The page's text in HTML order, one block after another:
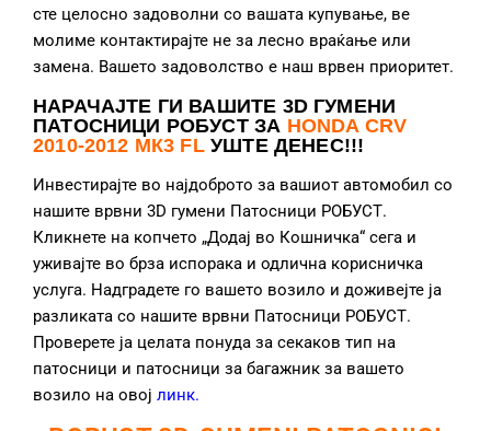
сте целосно задоволни со вашата купување, ве
молиме контактирајте не за лесно враќање или
замена. Вашето задоволство е наш врвен приоритет.
НАРАЧАЈТЕ ГИ ВАШИТЕ 3D ГУМЕНИ
ПАТОСНИЦИ РОБУСТ ЗА HONDA CRV
2010-2012 МК3 FL УШТЕ ДЕНЕС!!!
Инвестирајте во најдоброто за вашиот автомобил со
нашите врвни 3D гумени Патосници РОБУСТ.
Кликнете на копчето „Додај во Кошничка“ сега и
уживајте во брза испорака и одлична корисничка
услуга. Надградете го вашето возило и доживејте ја
разликата со нашите врвни Патосници РОБУСТ.
Проверете ја целата понуда за секаков тип на
патосници и патосници за багажник за вашето
возило на овој линк.